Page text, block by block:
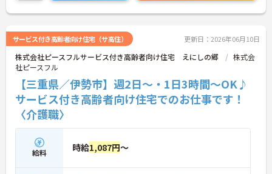
サービス付き高齢者向け住宅（サ高住） 更新日：2026年06月10日
株式会社ピースフルサービス付き高齢者向け住宅 えにしの郷
株式会
社ピースフル
【三重県／伊勢市】週2日～・1日3時間～OK♪
サービス付き高齢者向け住宅でのお仕事です！
〈介護職〉
給料 時給1,087円～